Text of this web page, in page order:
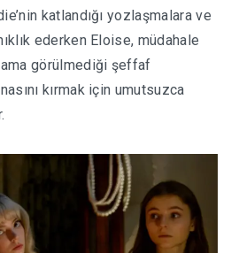
katlandığı yozlaşmalara ve
ederken Eloise, müdahale
ama görülmediği şeffaf
kırmak için umutsuzca